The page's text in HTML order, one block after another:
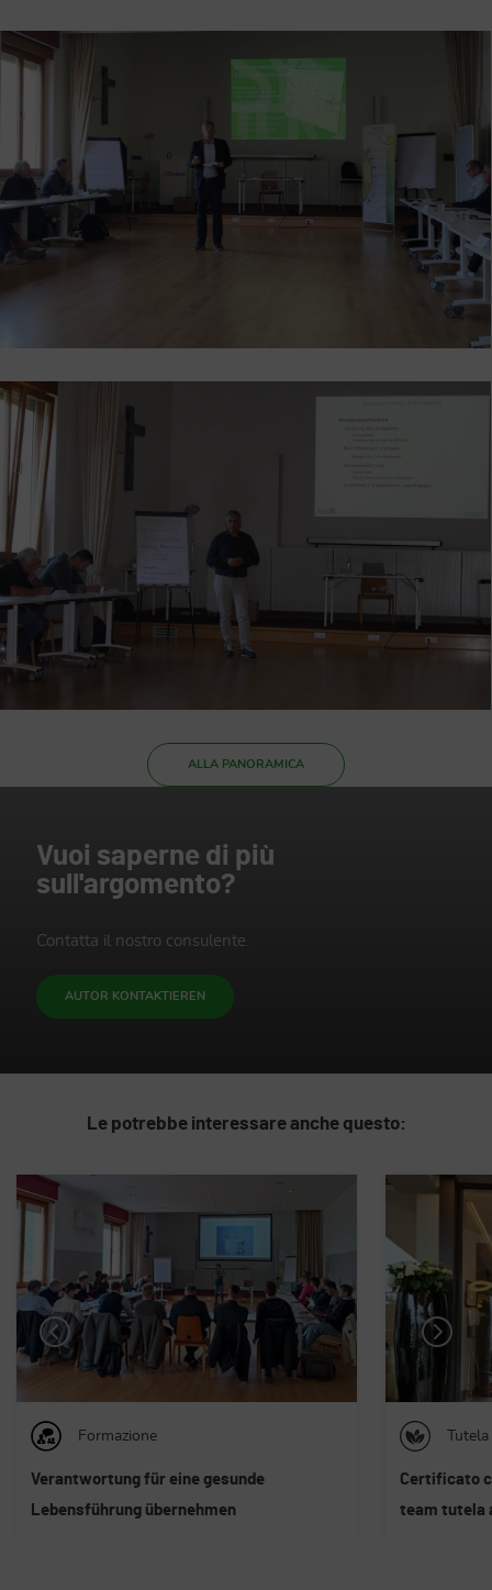
ALLA PANORAMICA
Vuoi saperne di più
sull'argomento?
Contatta il nostro consulente.
AUTOR KONTAKTIEREN
Le potrebbe interessare anche questo:
Tutela ambientale
Certificato con successo grazie al nostro
team tutela ambientale
Italien